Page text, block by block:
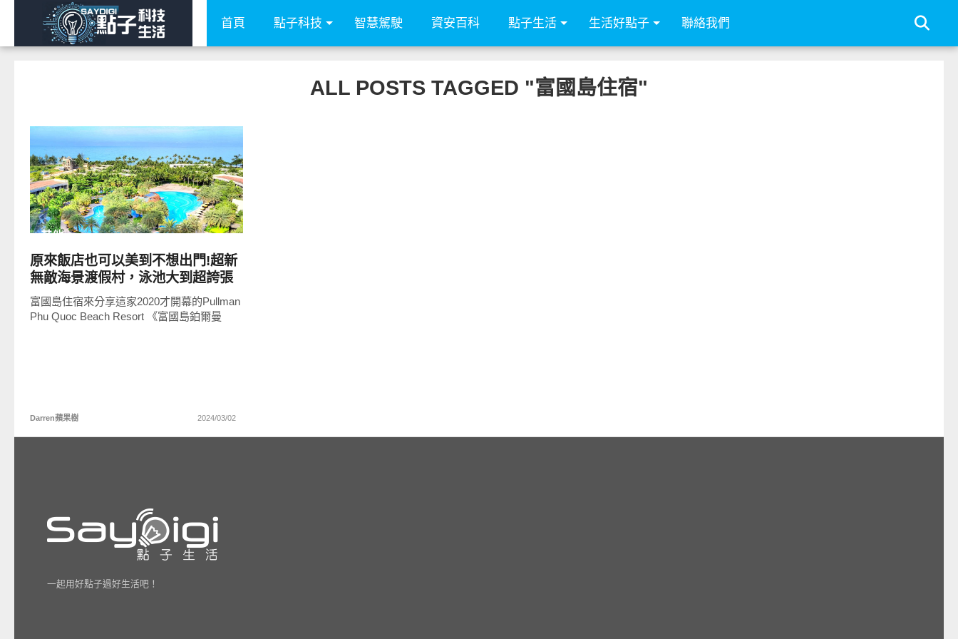
首頁 點子科技 智慧駕駛 資安百科 點子生活 生活好點子 聯絡我們
ALL POSTS TAGGED "富國島住宿"
READ
MORE
其他
原來飯店也可以美到不想出門!超新
無敵海景渡假村，泳池大到超誇張
富國島住宿來分享這家2020才開幕的Pullman
Phu Quoc Beach Resort 《富國島鉑爾曼
Darren蘋果樹 2024/03/02
一起用好點子過好生活吧！